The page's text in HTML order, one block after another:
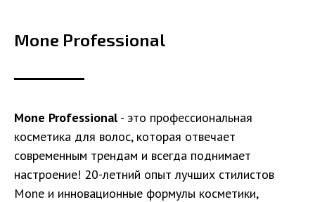
Mone Professional
Mone Professional- это профессиональная
косметика для волос, которая отвечает
современным трендам и всегда поднимает
настроение! 20-летний опыт лучших стилистов
Mone и инновационные формулы косметики,